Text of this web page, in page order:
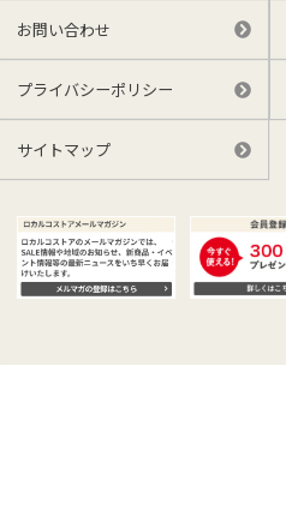
お問い合わせ
プライバシーポリシー
サイトマップ